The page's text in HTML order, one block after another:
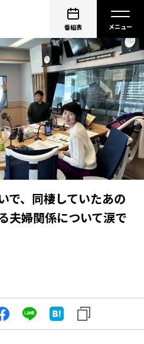
番組表
で、同棲していたあの
夫婦関係について涙で